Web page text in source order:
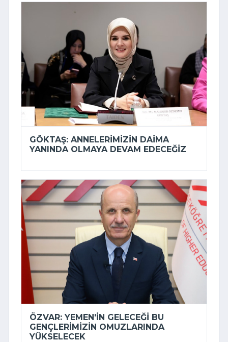
GÖKTAŞ: ANNELERIMIZIN DAIMA
YANINDA OLMAYA DEVAM EDECEĞIZ
ÖZVAR: YEMEN'IN GELECEĞI BU
GENÇLERIMIZIN OMUZLARINDA
YÜKSELECEK